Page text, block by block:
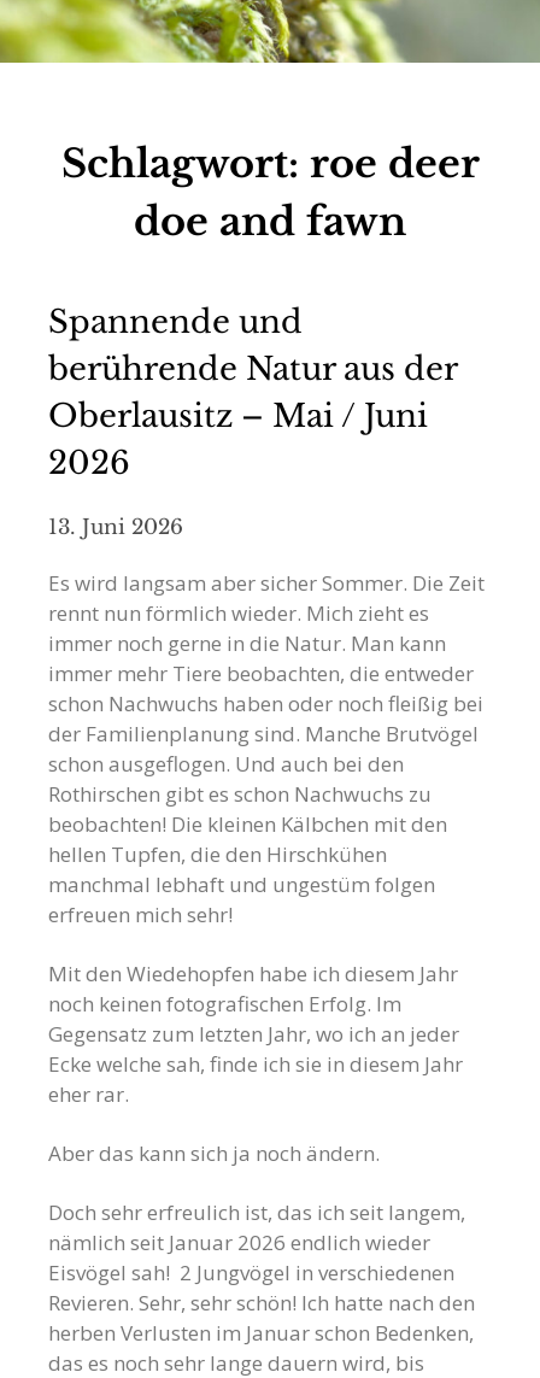
Schlagwort: roe deer
doe and fawn
Spannende und
berührende Natur aus der
Oberlausitz – Mai / Juni
2026
13. Juni 2026
Es wird langsam aber sicher Sommer. Die Zeit
rennt nun förmlich wieder. Mich zieht es
immer noch gerne in die Natur. Man kann
immer mehr Tiere beobachten, die entweder
schon Nachwuchs haben oder noch fleißig bei
der Familienplanung sind. Manche Brutvögel
schon ausgeflogen. Und auch bei den
Rothirschen gibt es schon Nachwuchs zu
beobachten! Die kleinen Kälbchen mit den
hellen Tupfen, die den Hirschkühen
manchmal lebhaft und ungestüm folgen
erfreuen mich sehr!
Mit den Wiedehopfen habe ich diesem Jahr
noch keinen fotografischen Erfolg. Im
Gegensatz zum letzten Jahr, wo ich an jeder
Ecke welche sah, finde ich sie in diesem Jahr
eher rar.
Aber das kann sich ja noch ändern.
Doch sehr erfreulich ist, das ich seit langem,
nämlich seit Januar 2026 endlich wieder
Eisvögel sah! 2 Jungvögel in verschiedenen
Revieren. Sehr, sehr schön! Ich hatte nach den
herben Verlusten im Januar schon Bedenken,
das es noch sehr lange dauern wird, bis